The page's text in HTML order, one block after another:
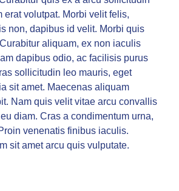
erat volutpat. Morbi velit felis,
non, dapibus id velit. Morbi quis
aliquam, ex non iaculis
dapibus odio, ac facilisis purus
sollicitudin leo mauris, eget
sit amet. Maecenas aliquam
Nam quis velit vitae arcu convallis
diam. Cras a condimentum urna,
venenatis finibus iaculis.
sit amet arcu quis vulputate.